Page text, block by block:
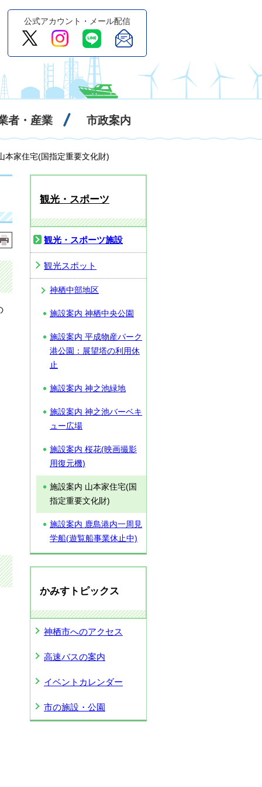
公式アカウント・メール配信
者・産業 市政案内
本家住宅(国指定重要文化財)
観光・スポーツ
観光・スポーツ施設
観光スポット
神栖中部地区
施設案内 神栖中央公園
施設案内 平成物産パーク
港公園：展望塔の利用休
止
施設案内 神之池緑地
施設案内 神之池バーベキ
ュー広場
施設案内 桜花(映画撮影
用復元機)
施設案内 山本家住宅(国
指定重要文化財)
施設案内 鹿島港内一周見
学船(遊覧船事業休止中)
かみすトピックス
神栖市へのアクセス
高速バスの案内
イベントカレンダー
市の施設・公園